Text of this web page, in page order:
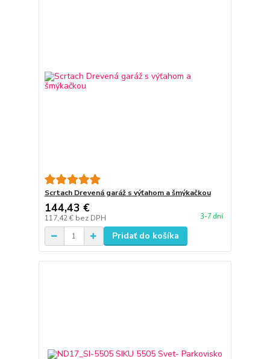
Scrtach Drevená garáž s výťahom a šmýkačkou
144,43 €
117,42 € bez DPH 3-7 dní
Pridať do košíka